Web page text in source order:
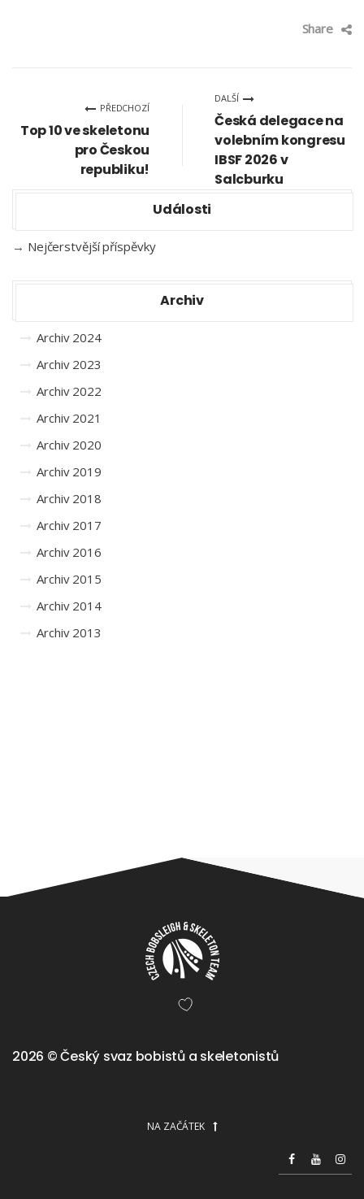
Share
PŘEDCHOZÍ
Top 10 ve skeletonu
pro Českou
republiku!
DALŠÍ
Česká delegace na
volebním kongresu
IBSF 2026 v
Salcburku
Události
→ Nejčerstvější příspěvky
Archiv
Archiv 2024
Archiv 2023
Archiv 2022
Archiv 2021
Archiv 2020
Archiv 2019
Archiv 2018
Archiv 2017
Archiv 2016
Archiv 2015
Archiv 2014
Archiv 2013
2026 © Český svaz bobistů a skeletonistů
NA ZAČÁTEK